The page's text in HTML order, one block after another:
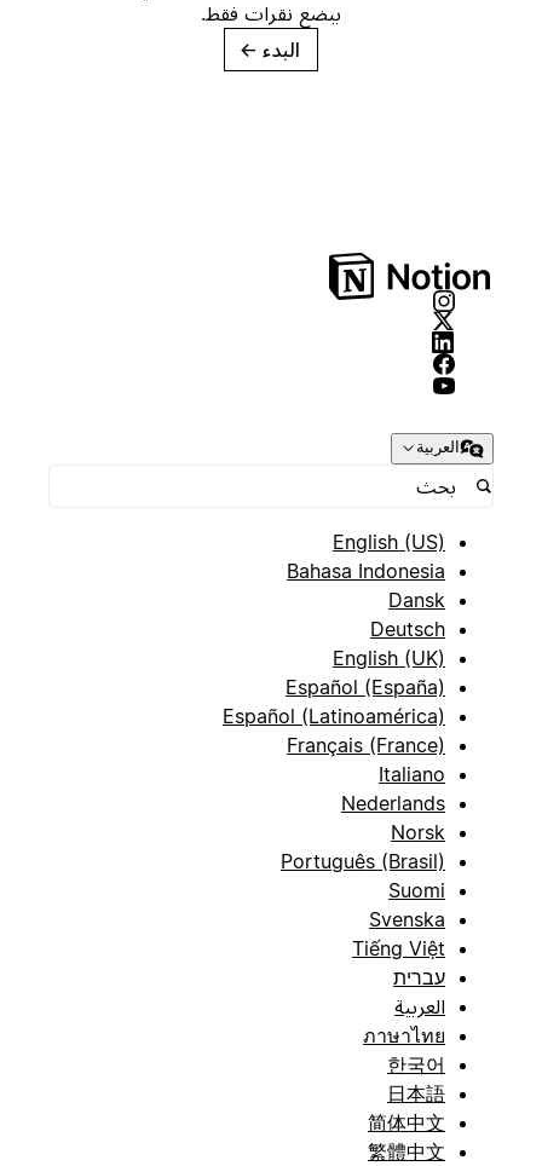
ببضع نقرات فقط.
→
العربية
English (US)
Bahasa Indonesia
Dansk
Deutsch
English (UK)
Español (España)
Español (Latinoamérica)
Français (France)
Italiano
Nederlands
Norsk
Português (Brasil)
Suomi
Svenska
Tiếng Việt
עברית
العربية
ภาษาไทย
한국어
日本語
简体中文
繁體中文